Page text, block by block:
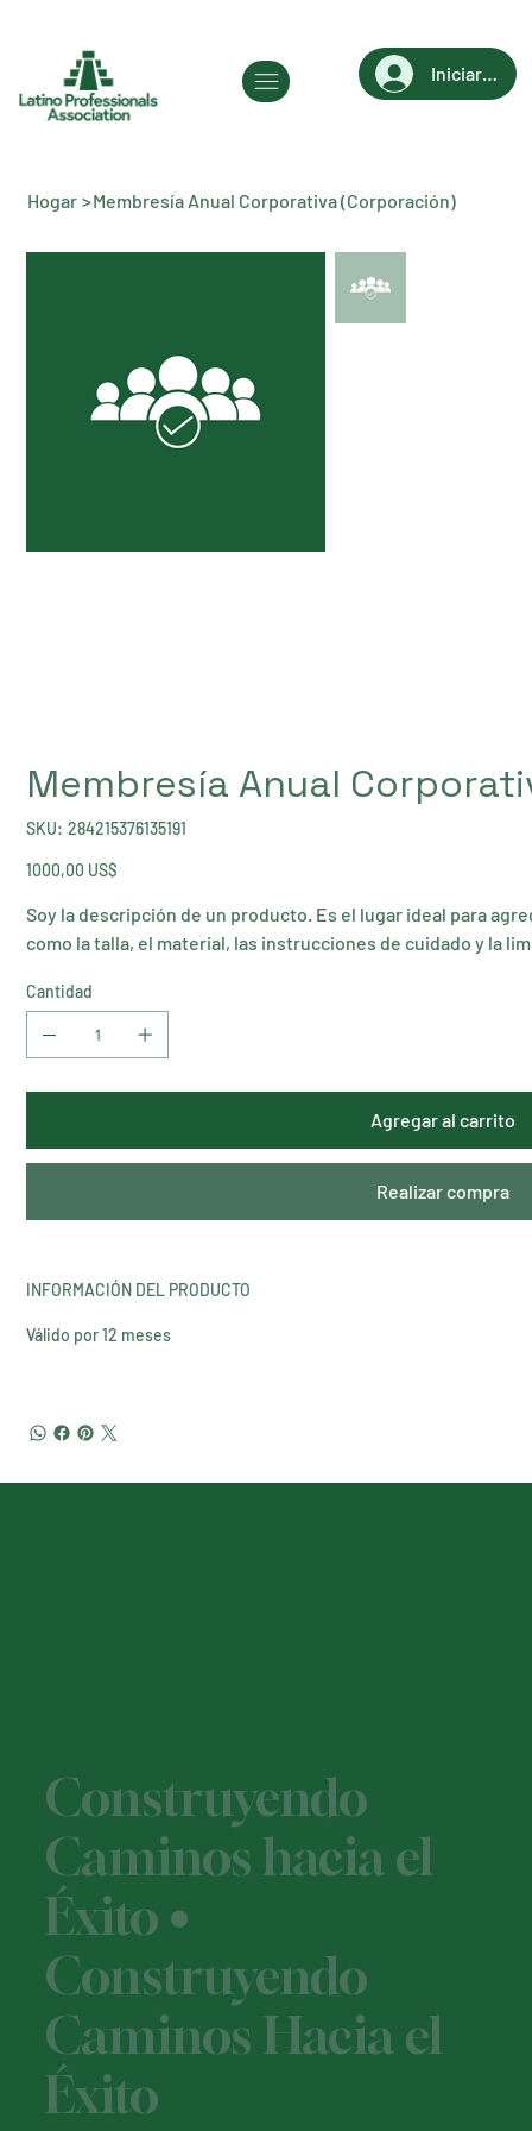
Iniciar
Hogar >Membresía Anual Corporativa (Corporación)
Membresía Anual
SKU: SKU
284215376135191
284215376135191
Precio
1000,00 US$
Soy la descripción de un producto. Es el lugar ideal para
como la talla, el material, las instrucciones de cuidado y la
Cantidad
Agregar al carrito
Realizar compra
INFORMACIÓN DEL PRODUCTO
Válido por 12 meses
Construyendo
Caminos hacia el
Éxito •
Construyendo
Caminos Hacia el
Éxito